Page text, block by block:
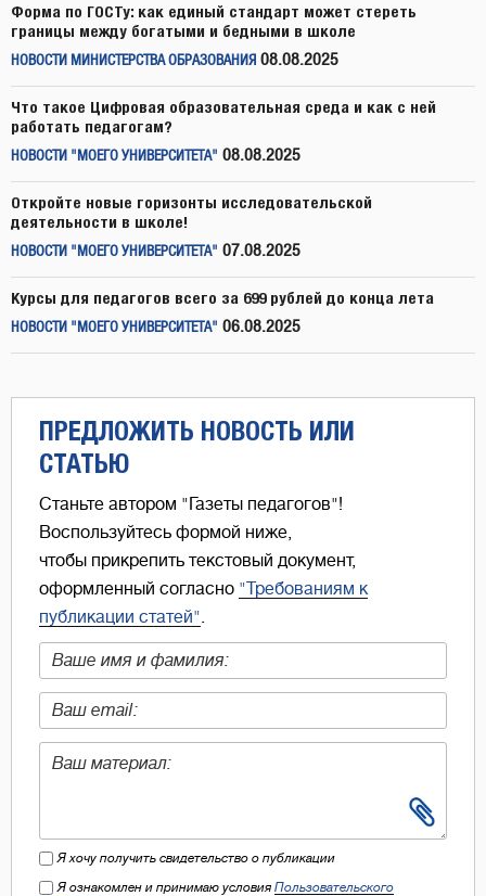
Форма по ГОСТу: как единый стандарт может стереть
границы между богатыми и бедными в школе
НОВОСТИ МИНИСТЕРСТВА ОБРАЗОВАНИЯ 08.08.2025
Что такое Цифровая образовательная среда и как с ней
работать педагогам?
НОВОСТИ "МОЕГО УНИВЕРСИТЕТА" 08.08.2025
Откройте новые горизонты исследовательской
деятельности в школе!
НОВОСТИ "МОЕГО УНИВЕРСИТЕТА" 07.08.2025
Курсы для педагогов всего за 699 рублей до конца лета
НОВОСТИ "МОЕГО УНИВЕРСИТЕТА" 06.08.2025
ПРЕДЛОЖИТЬ НОВОСТЬ ИЛИ
СТАТЬЮ
Станьте автором "Газеты педагогов"!
Воспользуйтесь формой ниже,
чтобы прикрепить текстовый документ,
оформленный согласно "Требованиям к
публикации статей".
Я хочу получить свидетельство о публикации
Я ознакомлен и принимаю условия Пользовательского